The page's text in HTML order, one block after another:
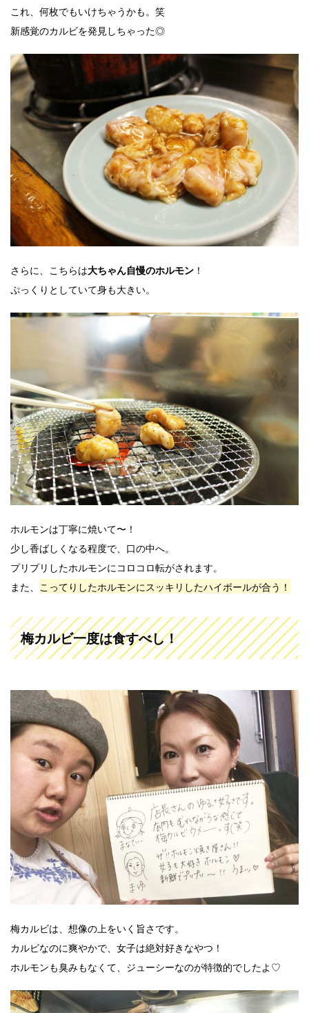
これ、何枚でもいけちゃうかも。笑
新感覚のカルビを発見しちゃった◎
さらに、こちらは大ちゃん自慢のホルモン ！
ぷっくりとしていて身も大きい。
ホルモンは丁寧に焼いて〜！
少し香ばしくなる程度で、口の中へ。
プリプリしたホルモンにコロコロ転がされます。
また、 こってりしたホルモンにスッキリしたハイボールが合う！
梅カルビ一度は食すべし！
梅カルビは、想像の上をいく旨さです。
カルビなのに爽やかで、女子は絶対好きなやつ！
ホルモンも臭みもなくて、ジューシーなのが特徴的でしたよ♡